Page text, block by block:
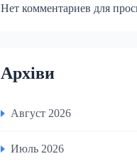
Нет комментариев для
Архіви
Август 2026
Июль 2026